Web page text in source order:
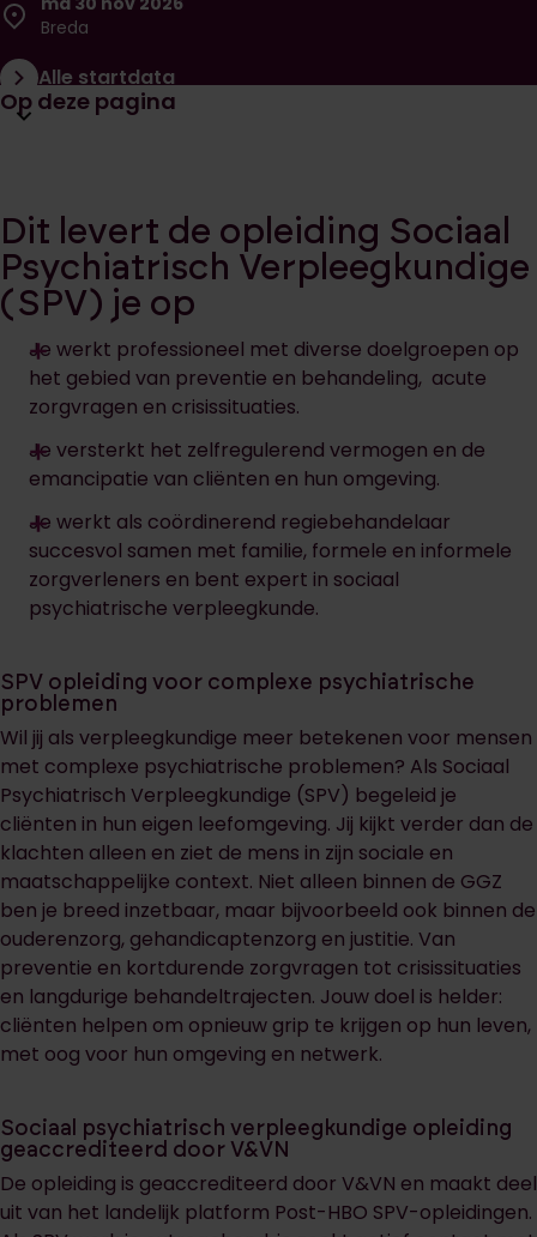
Breda
Alle startdata
Open huidige pagina navigatie
Op deze pagina
Dit levert de opleiding Sociaal
Psychiatrisch Verpleegkundige
(SPV) je op
Je werkt professioneel met diverse doelgroepen op
het gebied van preventie en behandeling, acute
zorgvragen en crisissituaties.
Je versterkt het zelfregulerend vermogen en de
emancipatie van cliënten en hun omgeving.
Je werkt als coördinerend regiebehandelaar
succesvol samen met familie, formele en informele
zorgverleners en bent expert in sociaal
psychiatrische verpleegkunde.
SPV opleiding voor complexe psychiatrische
problemen
Wil jij als verpleegkundige meer betekenen voor mensen
met complexe psychiatrische problemen? Als Sociaal
Psychiatrisch Verpleegkundige (SPV) begeleid je
cliënten in hun eigen leefomgeving. Jij kijkt verder dan de
klachten alleen en ziet de mens in zijn sociale en
maatschappelijke context. Niet alleen binnen de GGZ
ben je breed inzetbaar, maar bijvoorbeeld ook binnen de
ouderenzorg, gehandicaptenzorg en justitie. Van
preventie en kortdurende zorgvragen tot crisissituaties
en langdurige behandeltrajecten. Jouw doel is helder:
cliënten helpen om opnieuw grip te krijgen op hun leven,
met oog voor hun omgeving en netwerk.
Sociaal psychiatrisch verpleegkundige opleiding
geaccrediteerd door V&VN
De opleiding is geaccrediteerd door V&VN en maakt deel
uit van het landelijk platform Post-HBO SPV-opleidingen.